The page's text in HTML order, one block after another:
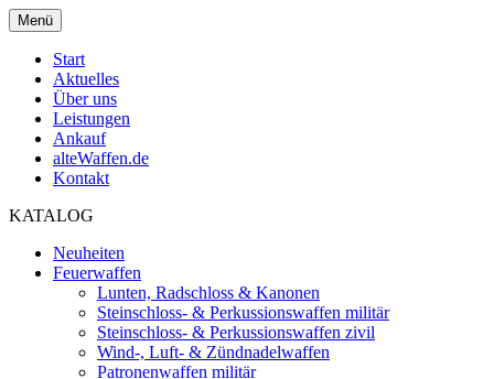
Menü
Start
Aktuelles
Über uns
Leistungen
Ankauf
alteWaffen.de
Kontakt
KATALOG
Neuheiten
Feuerwaffen
Lunten, Radschloss & Kanonen
Steinschloss- & Perkussionswaffen militär
Steinschloss- & Perkussionswaffen zivil
Wind-, Luft- & Zündnadelwaffen
Patronenwaffen militär